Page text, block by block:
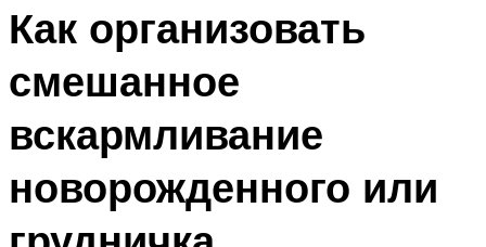
Как организовать
смешанное
вскармливание
новорожденного или